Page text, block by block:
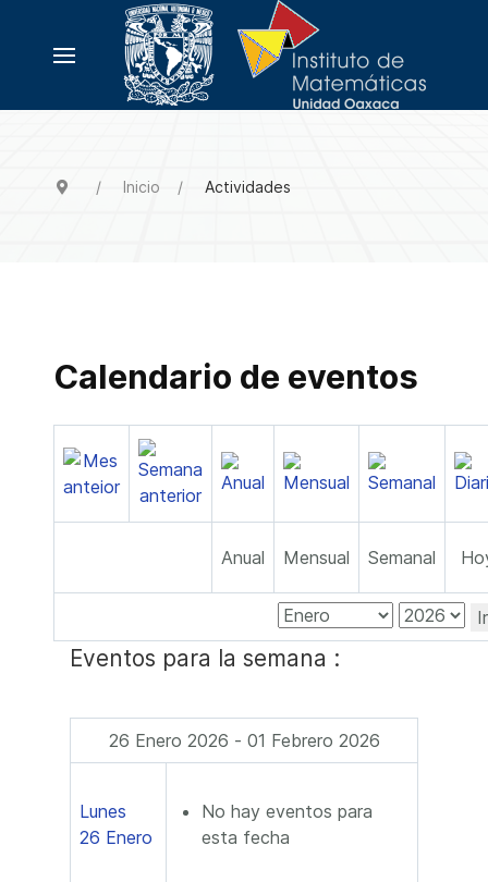
Inicio Actividades
Calendario de eventos
Anual Mensual Semanal
Eventos para la semana :
26 Enero 2026 - 01 Febrero 2026
Lunes
26 Enero
No hay eventos para
esta fecha